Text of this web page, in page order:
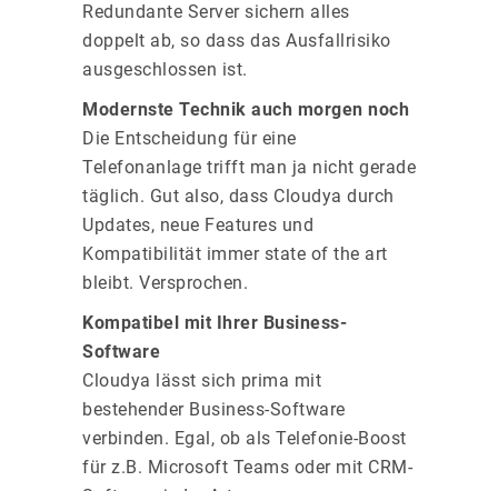
Redundante Server sichern alles
doppelt ab, so dass das Ausfallrisiko
ausgeschlossen ist.
Modernste Technik auch morgen noch
Die Entscheidung für eine
Telefonanlage trifft man ja nicht gerade
täglich. Gut also, dass Cloudya durch
Updates, neue Features und
Kompatibilität immer state of the art
bleibt. Versprochen.
Kompatibel mit Ihrer Business-
Software
Cloudya lässt sich prima mit
bestehender Business-Software
verbinden. Egal, ob als Telefonie-Boost
für z.B. Microsoft Teams oder mit CRM-